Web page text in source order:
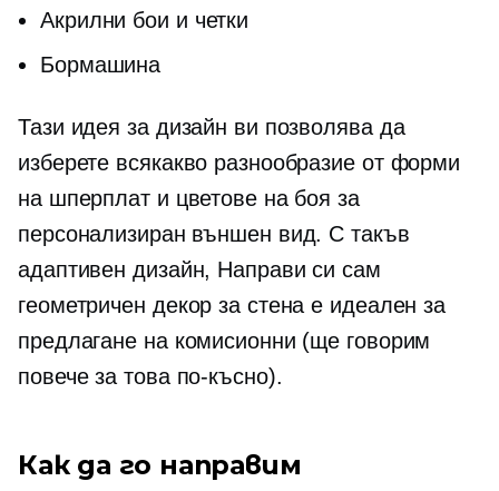
Акрилни бои и четки
Бормашина
Тази идея за дизайн ви позволява да
изберете всякакво разнообразие от форми
на шперплат и цветове на боя за
персонализиран външен вид. С такъв
адаптивен дизайн, Направи си сам
геометричен декор за стена е идеален за
предлагане на комисионни (ще говорим
повече за това по-късно).
Как да го направим